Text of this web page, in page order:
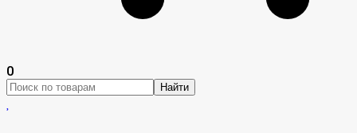
0
Найти